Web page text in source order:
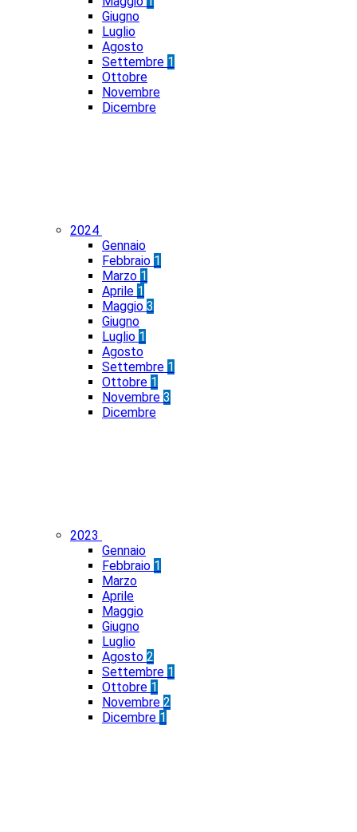
Giugno
Luglio
Agosto
Settembre 1
Ottobre
Novembre
Dicembre
2024
Gennaio
Febbraio 1
Marzo 1
Aprile 1
Maggio 3
Giugno
Luglio 1
Agosto
Settembre 1
Ottobre 1
Novembre 3
Dicembre
2023
Gennaio
Febbraio 1
Marzo
Aprile
Maggio
Giugno
Luglio
Agosto 2
Settembre 1
Ottobre 1
Novembre 2
Dicembre 1